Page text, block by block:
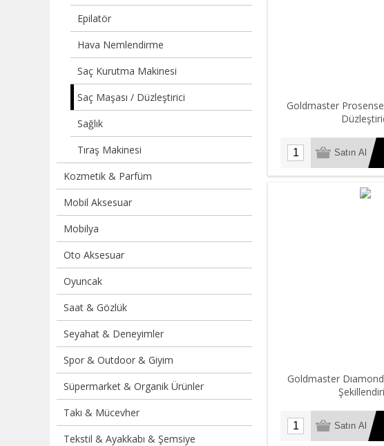
Epilatör
Hava Nemlendirme
Saç Kurutma Makinesi
Saç Maşası / Düzleştirici
Sağlık
Tıraş Makinesi
Kozmetik & Parfüm
Mobil Aksesuar
Mobilya
Oto Aksesuar
Oyuncak
Saat & Gözlük
Seyahat & Deneyimler
Spor & Outdoor & Giyim
Süpermarket & Organik Ürünler
Takı & Mücevher
Tekstil & Ayakkabı & Şemsiye
Goldmaster
Goldmaster